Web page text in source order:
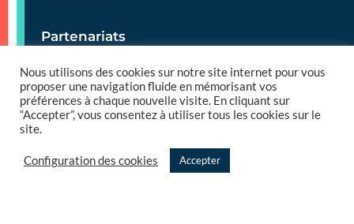
Partenariats
NOS RESSOURCES
Blog
Webinars
Nous utilisons des cookies sur notre site internet pour vous
proposer une navigation fluide en mémorisant vos
préférences à chaque nouvelle visite. En cliquant sur
“Accepter”, vous consentez à utiliser tous les cookies sur le
site.
Configuration des cookies Accepter